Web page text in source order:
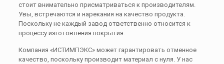
стоит внимательно присматриваться к производителям.
Увы, встречаются и нарекания на качество продукта.
Поскольку не каждый завод ответственно относится к
процессу изготовления покрытия.
Компания «ИСТИМПЭКС» может гарантировать отменное
качество, поскольку производит материал с нуля. У нас